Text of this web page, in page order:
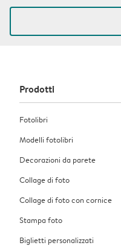
Prodotti
Fotolibri
Modelli fotolibri
Decorazioni da parete
Collage di foto
Collage di foto con cornice
Stampa foto
Biglietti personalizzati